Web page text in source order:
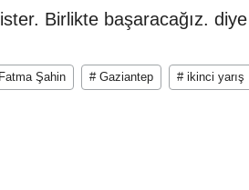
Birlikte başaracağız.
Şahin # Gaziantep # ikinci yarış